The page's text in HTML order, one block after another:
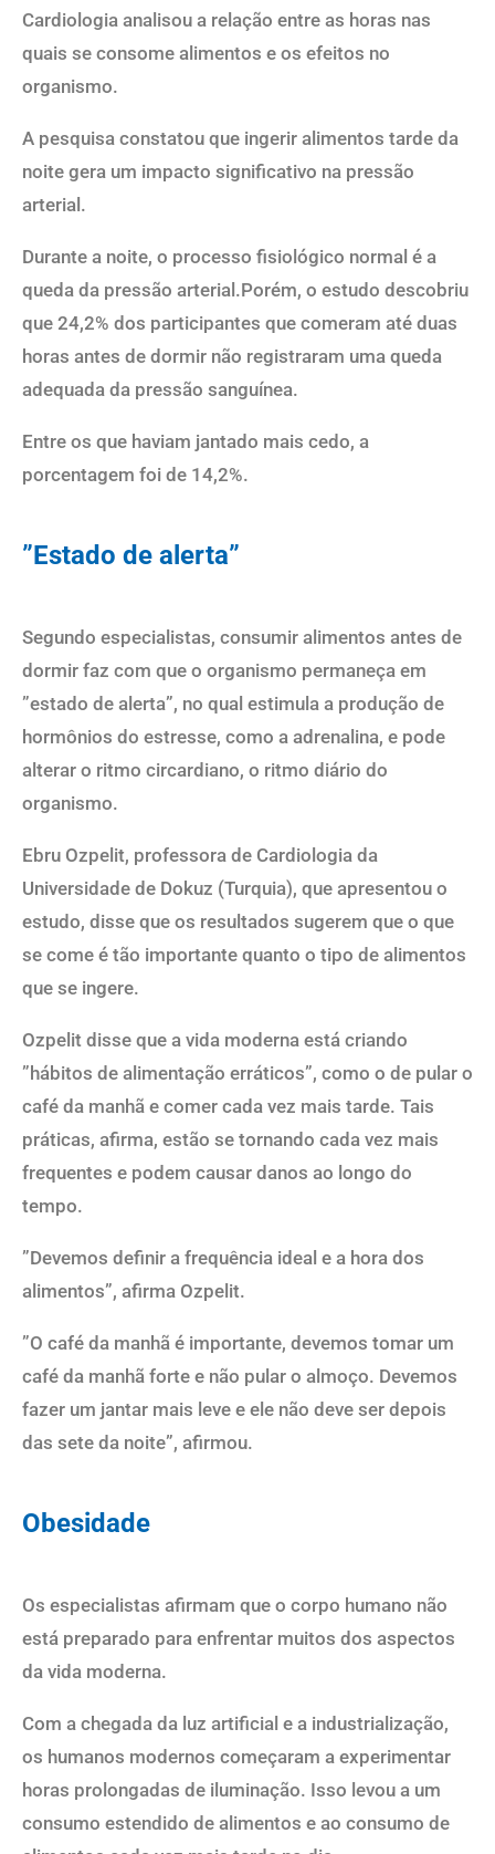
Cardiologia analisou a relação entre as horas nas
quais se consome alimentos e os efeitos no
organismo.
A pesquisa constatou que ingerir alimentos tarde da
noite gera um impacto significativo na pressão
arterial.
Durante a noite, o processo fisiológico normal é a
queda da pressão arterial.Porém, o estudo descobriu
que 24,2% dos participantes que comeram até duas
horas antes de dormir não registraram uma queda
adequada da pressão sanguínea.
Entre os que haviam jantado mais cedo, a
porcentagem foi de 14,2%.
”Estado de alerta”
Segundo especialistas, consumir alimentos antes de
dormir faz com que o organismo permaneça em
”estado de alerta”, no qual estimula a produção de
hormônios do estresse, como a adrenalina, e pode
alterar o ritmo circardiano, o ritmo diário do
organismo.
Ebru Ozpelit, professora de Cardiologia da
Universidade de Dokuz (Turquia), que apresentou o
estudo, disse que os resultados sugerem que o que
se come é tão importante quanto o tipo de alimentos
que se ingere.
Ozpelit disse que a vida moderna está criando
”hábitos de alimentação erráticos”, como o de pular o
café da manhã e comer cada vez mais tarde. Tais
práticas, afirma, estão se tornando cada vez mais
frequentes e podem causar danos ao longo do
tempo.
”Devemos definir a frequência ideal e a hora dos
alimentos”, afirma Ozpelit.
”O café da manhã é importante, devemos tomar um
café da manhã forte e não pular o almoço. Devemos
fazer um jantar mais leve e ele não deve ser depois
das sete da noite”, afirmou.
Obesidade
Os especialistas afirmam que o corpo humano não
está preparado para enfrentar muitos dos aspectos
da vida moderna.
Com a chegada da luz artificial e a industrialização,
os humanos modernos começaram a experimentar
horas prolongadas de iluminação. Isso levou a um
consumo estendido de alimentos e ao consumo de